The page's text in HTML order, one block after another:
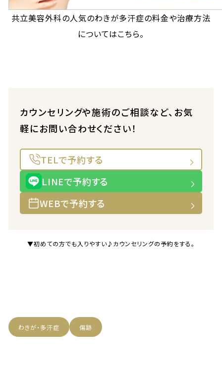
共立美容外科の人気のわきが多汗症の料金や治療方法
についてはこちら。
カウンセリングや施術のご相談など、お気
軽にお問い合わせください！
TELで予約する
LINEで予約する
WEBで予約する
▼初めての方でも入りやすい♪カウンセリングの予約をする。
わきが・多汗症 傷跡